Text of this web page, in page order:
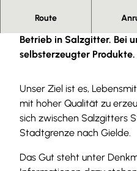
Route
Besuchen Sie uns auf
Betrieb in Salzgitter. Bei
selbsterzeugter Produkte.
Unser Ziel ist es,
mit hoher Qualität zu
sich zwischen Salzgitters
Stadtgrenze nach Gielde.
Das Gut steht unter